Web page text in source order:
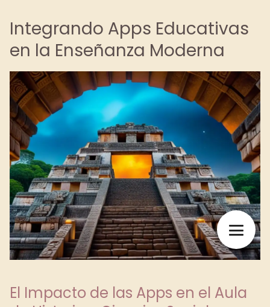
Integrando Apps Educativas
en la Enseñanza Moderna
El Impacto de las Apps en el Aula